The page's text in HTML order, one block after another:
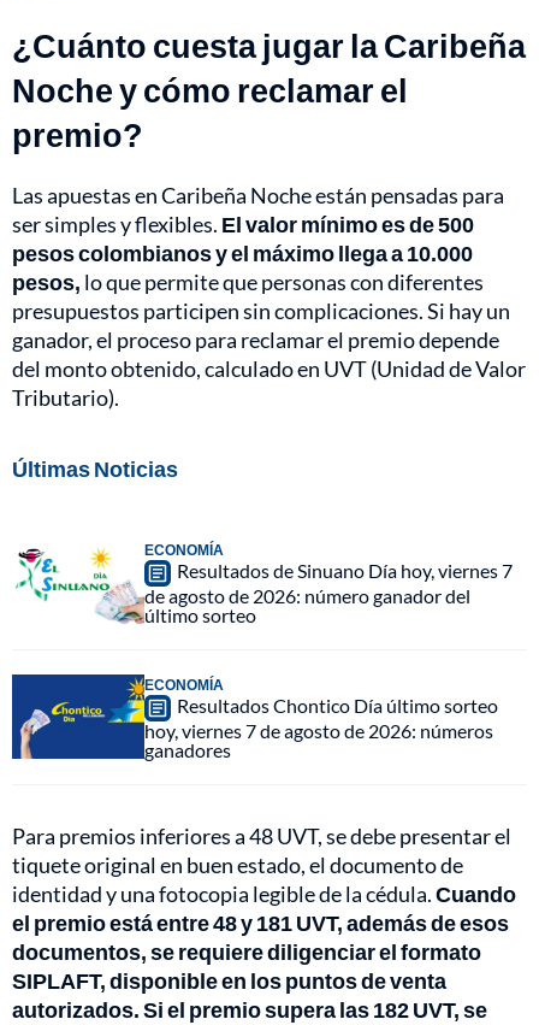
¿Cuánto cuesta jugar la Caribeña
Noche y cómo reclamar el
premio?
Las apuestas en Caribeña Noche están pensadas para
ser simples y flexibles. El valor mínimo es de 500
pesos colombianos y el máximo llega a 10.000
pesos, lo que permite que personas con diferentes
presupuestos participen sin complicaciones. Si hay un
ganador, el proceso para reclamar el premio depende
del monto obtenido, calculado en UVT (Unidad de Valor
Tributario).
Últimas Noticias
ECONOMÍA
Resultados de Sinuano Día hoy, viernes 7
de agosto de 2026: número ganador del
último sorteo
ECONOMÍA
Resultados Chontico Día último sorteo
hoy, viernes 7 de agosto de 2026: números
ganadores
Para premios inferiores a 48 UVT, se debe presentar el
tiquete original en buen estado, el documento de
identidad y una fotocopia legible de la cédula.Cuando
el premio está entre 48 y 181 UVT, además de esos
documentos, se requiere diligenciar el formato
SIPLAFT, disponible en los puntos de venta
autorizados. Si el premio supera las 182 UVT, se